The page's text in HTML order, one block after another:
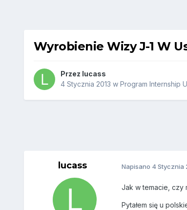
Wyrobienie Wizy J-1 W
Przez lucass
4 Stycznia 2013 w Program Internship
lucass Napisano 4 Stycznia
Jak w temacie, czy
Pytałem się u